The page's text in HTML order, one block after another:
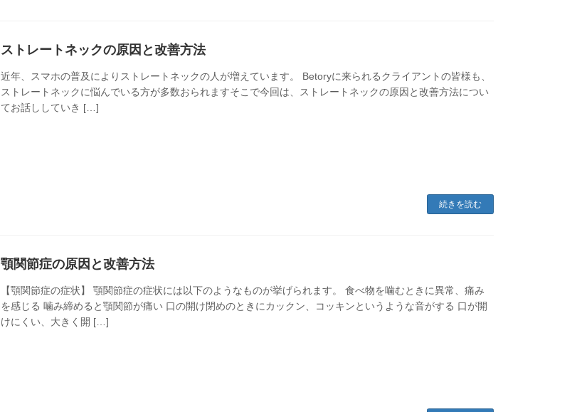
ストレートネックの原因と改善方法
近年、スマホの普及によりストレートネックの人が増えています。 Betoryに来られるクライアントの皆様も、
ストレートネックに悩んでいる方が多数おられますそこで今回は、ストレートネックの原因と改善方法につい
てお話ししていき […]
続きを読む
顎関節症の原因と改善方法
【顎関節症の症状】 顎関節症の症状には以下のようなものが挙げられます。 食べ物を噛むときに異常、痛み
を感じる 噛み締めると顎関節が痛い 口の開け閉めのときにカックン、コッキンというような音がする 口が開
けにくい、大きく開 […]